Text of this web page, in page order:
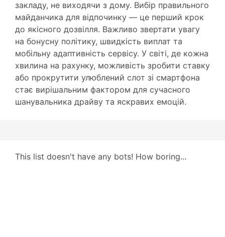
закладу, не виходячи з дому. Вибір правильного
майданчика для відпочинку — це перший крок
до якісного дозвілля. Важливо звертати увагу
на бонусну політику, швидкість виплат та
мобільну адаптивність сервісу. У світі, де кожна
хвилина на рахунку, можливість зробити ставку
або прокрутити улюблений слот зі смартфона
стає вирішальним фактором для сучасного
шанувальника драйву та яскравих емоцій.
This list doesn't have any bots! How boring...